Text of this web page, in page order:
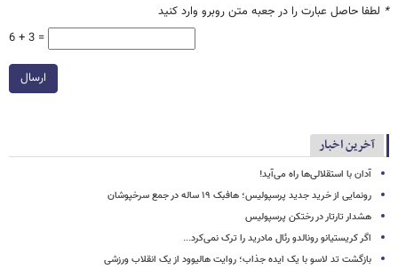
* لطفا حاصل عبارت را در جعبه متن روبرو وارد کنید
6 + 3 =
ارسال
آخرین اخبار
آدان با استقلالی‌ها راه می‌آید!
رونمایی از خرید جدید پرسپولیس؛ هافبک ۱۹ ساله در جمع سرخپوشان
هشدار تارتار در رختکن پرسپولیس
اگر کریستیانو رونالدو رئال مادرید را ترک نمی‌کرد...
بازگشت تد لاسو با یک ایده جذاب؛ روایت هالیوود از یک انقلاب ورزشی